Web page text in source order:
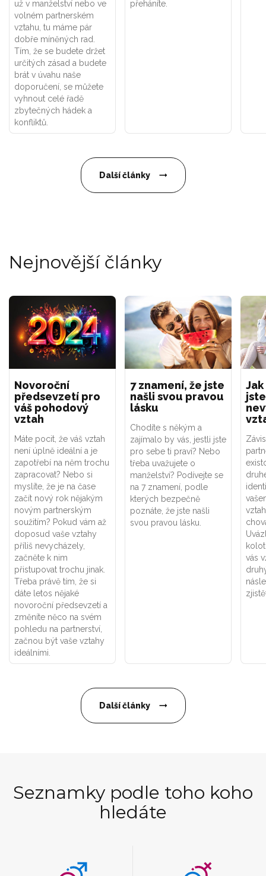
už v manželství nebo ve
volném partnerském
vztahu, tu máme pár
dobře míněných rad.
Tím, že se budete držet
určitých zásad a budete
brát v úvahu naše
doporučení, se můžete
vyhnout celé řadě
zbytečných hádek a
konfliktů.
přeháníte.
Další články
Nejnovější články
Novoroční
předsevzetí pro
váš pohodový
vztah
Máte pocit, že váš vztah
není úplně ideální a je
zapotřebí na něm trochu
zapracovat? Nebo si
myslíte, že je na čase
začít nový rok nějakým
novým partnerským
soužitím? Pokud vám až
doposud vaše vztahy
příliš nevycházely,
začněte k nim
přistupovat trochu jinak.
Třeba právě tím, že si
dáte letos nějaké
novoroční předsevzetí a
změníte něco na svém
pohledu na partnerství,
začnou být vaše vztahy
ideálními.
7 znamení, že jste
našli svou pravou
lásku
Chodíte s někým a
zajímalo by vás, jestli jste
pro sebe ti praví? Nebo
třeba uvažujete o
manželství? Podívejte se
na 7 znamení, podle
kterých bezpečně
poznáte, že jste našli
svou pravou lásku.
vás
Další články
Seznamky podle toho koho
hledáte